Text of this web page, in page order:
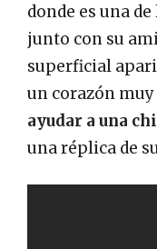
donde es una
junto con su
superficial
un corazón
ayudar a una
una réplica de